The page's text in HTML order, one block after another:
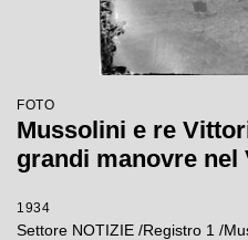
FOTO
Mussolini e re
grandi manovre nel
1934
Settore NOTIZIE /Registro 1 /